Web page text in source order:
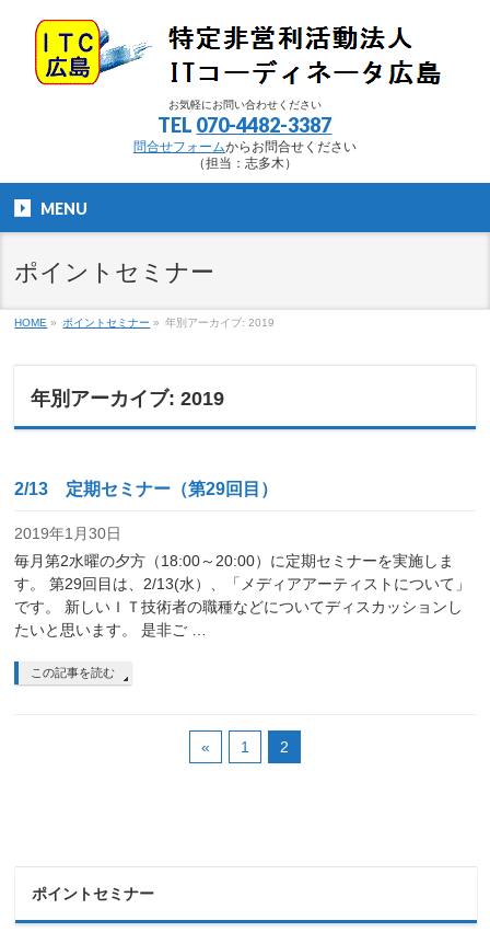
お気軽にお問い合わせください
TEL 070-4482-3387
問合せフォームからお問合せください
（担当：志多木）
MENU
ポイントセミナー
HOME » ポイントセミナー » 年別アーカイブ: 2019
年別アーカイブ: 2019
2/13 定期セミナー（第29回目）
2019年1月30日
毎月第2水曜の夕方（18:00～20:00）に定期セミナーを実施しま
す。 第29回目は、2/13(水）、「メディアアーティストについて」
です。 新しいＩＴ技術者の職種などについてディスカッションし
たいと思います。 是非ご …
この記事を読む
« 1 2
ポイントセミナー